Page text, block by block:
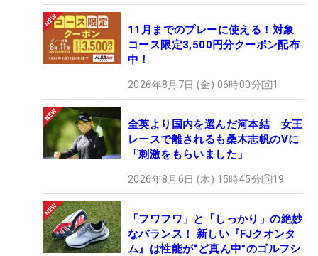
11月までのプレーに使える！対象
コース限定3,500円分クーポン配布
中！
2026年8月7日 (金) 06時00分 1
全英より国内を選んだ河本結 女王
レースで離されるも桑木志帆のVに
「刺激をもらいました」
2026年8月6日 (木) 15時45分 19
「フワフワ」と「しっかり」の絶妙
なバランス！ 新しい『FJクオンタ
ム』は性能が“ど真ん中”のゴルフシ